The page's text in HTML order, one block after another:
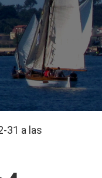
31 a las